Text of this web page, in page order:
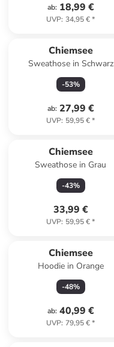
ab: 18,99 €
UVP: 34,95 €*
Chiemsee
Sweathose in Schwarz
-53%
ab: 27,99 €
UVP: 59,95 €*
Chiemsee
Sweathose in Grau
-43%
33,99 €
UVP: 59,95 €*
Chiemsee
Hoodie in Orange
-48%
ab: 40,99 €
UVP: 79,95 €*